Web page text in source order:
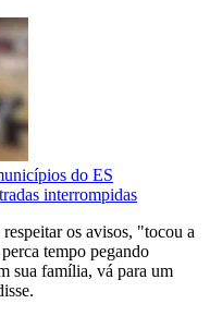
do ES
interrompidas
os avisos, "tocou a
tempo pegando
sua família, vá para um